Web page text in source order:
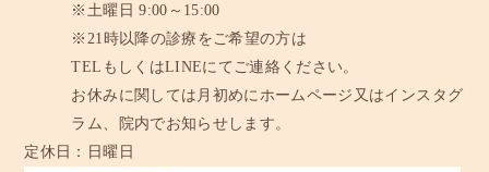
※土曜日 9:00～15:00
※21時以降の診療をご希望の方は
TELもしくはLINEにてご連絡ください。
お休みに関しては月初めにホームページ又はインスタグ
ラム、
院内でお知らせします。
定休日：
日曜日